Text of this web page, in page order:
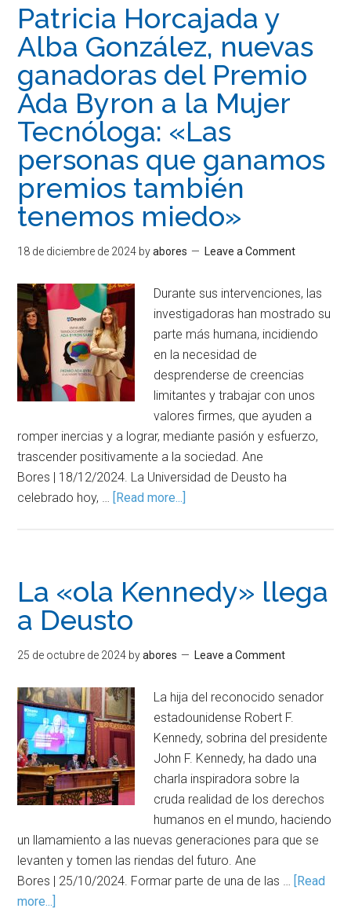
Patricia Horcajada y
Alba González, nuevas
ganadoras del Premio
Ada Byron a la Mujer
Tecnóloga: «Las
personas que ganamos
premios también
tenemos miedo»
18 de diciembre de 2024 byabores Leave a Comment
Durante sus intervenciones, las
investigadoras han mostrado su
parte más humana, incidiendo
en la necesidad de
desprenderse de creencias
limitantes y trabajar con unos
valores firmes, que ayuden a
romper inercias y a lograr, mediante pasión y esfuerzo,
trascender positivamente a la sociedad. Ane
Bores | 18/12/2024. La Universidad de Deusto ha
celebrado hoy, … [Read more...]
La «ola Kennedy» llega
a Deusto
25 de octubre de 2024 byabores Leave a Comment
La hija del reconocido senador
estadounidense Robert F.
Kennedy, sobrina del presidente
John F. Kennedy, ha dado una
charla inspiradora sobre la
cruda realidad de los derechos
humanos en el mundo, haciendo
un llamamiento a las nuevas generaciones para que se
levanten y tomen las riendas del futuro. Ane
Bores | 25/10/2024. Formar parte de una de las … [Read
more...]